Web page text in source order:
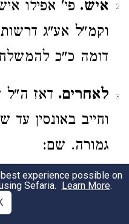
2 איש. פי' אפילו
וקמ"ל אע"ג
דומה כ"כ
3 לאחרים. דאז ה"ל
וחייב באונסין
גמורה. שם:
וכל.פי' אפילו
חסרונו וע"ל סי'
experience possible on
Sefaria. Learn More.